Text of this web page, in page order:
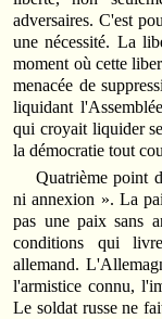
adversaires. C'est
une nécessité. La
moment où cette
menacée de
liquidant
qui croyait liquider
la démocratie tout
Quatrième point
ni annexion ». La
pas une paix sans
conditions qui
allemand.
l'armistice connu,
Le soldat russe ne